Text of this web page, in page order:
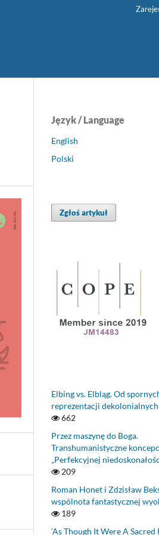
Język / Language
English
Polski
Zgłoś artykuł
Elbing vs. Elbląg. Od
reprezentacji dekolonialnych
662
Przez maszynę do Boga.
Transhumanistyczne
„Perfekcyjnej
209
Roman Honet i Zdzisław
wspólnota fantastycznej
189
‘As Though It Were A Sacred